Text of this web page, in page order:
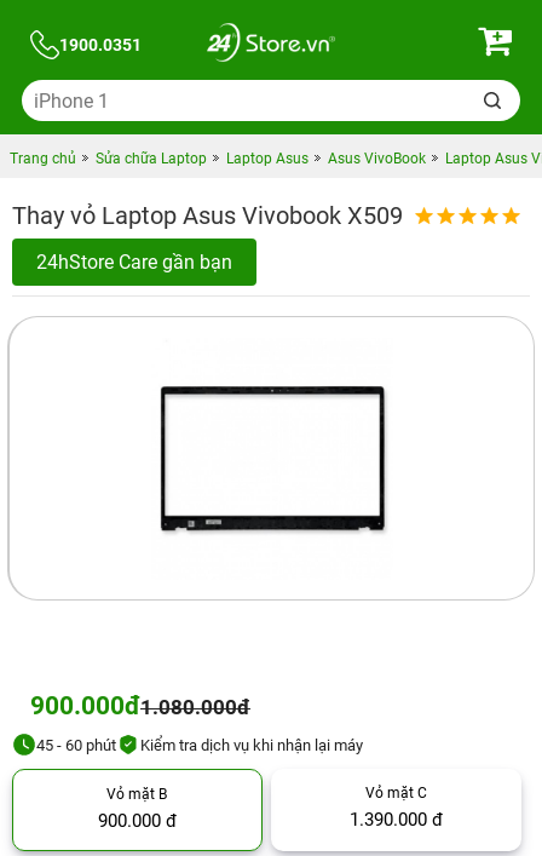
1900.0351
Trang chủ Sửa chữa Laptop Laptop Asus Asus VivoBook Laptop Asus
Thay vỏ Laptop Asus Vivobook X509
24hStore Care gần bạn
900.000đ1.080.000đ
45 - 60 phút Kiểm tra dịch vụ khi nhận lại máy
Vỏ mặt B
900.000 đ
Vỏ mặt C
1.390.000 đ